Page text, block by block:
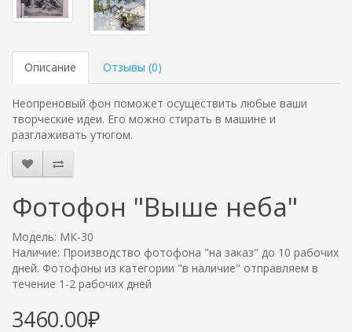
Описание Отзывы (0)
Неопреновый фон поможет осуществить любые ваши
творческие идеи. Его можно стирать в машине и
разглаживать утюгом.
Фотофон "Выше неба"
Модель: МК-30
Наличие: Производство фотофона "на заказ" до 10 рабочих
дней. Фотофоны из категории "в наличие" отправляем в
течение 1-2 рабочих дней
3460.00₽